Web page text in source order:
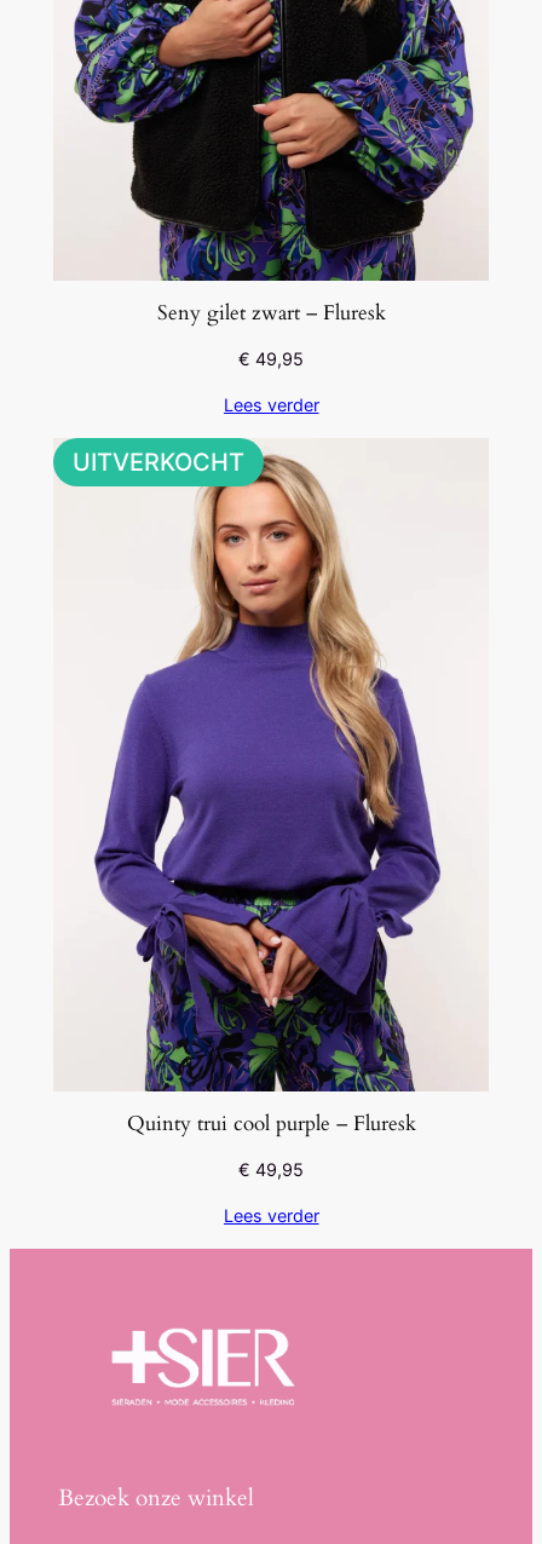
Seny gilet zwart – Fluresk
€ 49,95
Lees verder
UITVERKOCHT
Quinty trui cool purple – Fluresk
€ 49,95
Lees verder
Bezoek onze winkel